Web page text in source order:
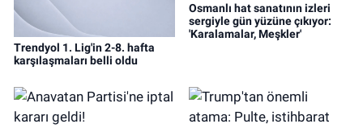
Trendyol 1. Lig'in 2-8. hafta
karşılaşmaları belli oldu
Osmanlı hat sanatının izleri
sergiyle gün yüzüne çıkıyor:
'Karalamalar, Meşkler'